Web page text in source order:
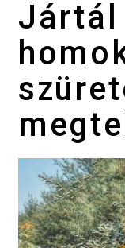
Jártál